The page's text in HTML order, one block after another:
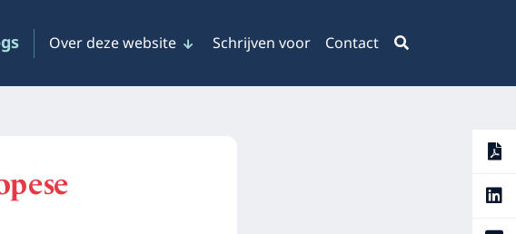
Over deze website Schrijven voor Contact